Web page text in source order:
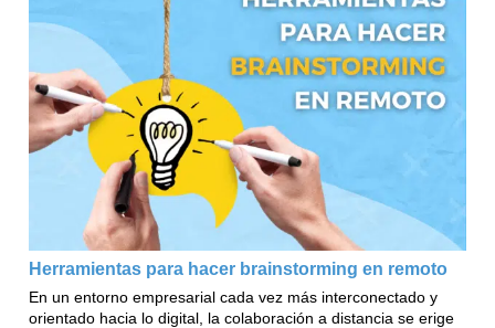
Herramientas para hacer brainstorming en remoto
En un entorno empresarial cada vez más interconectado y
orientado hacia lo digital, la colaboración a distancia se erige